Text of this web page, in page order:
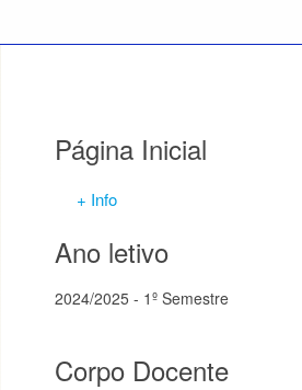
Página Inicial
+ Info
Ano letivo
2024/2025 - 1º Semestre
Corpo Docente